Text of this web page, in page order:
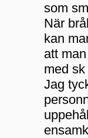
som
När
kan
att
med
Jag